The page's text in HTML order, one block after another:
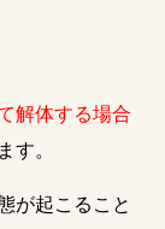
解体する場合
す。
が起こること